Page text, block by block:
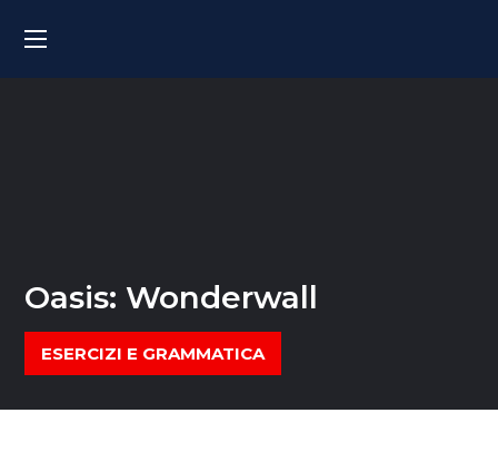
Oasis: Wonderwall
ESERCIZI E GRAMMATICA